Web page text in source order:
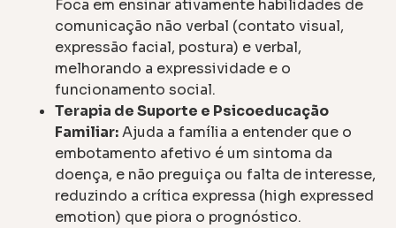
Foca em ensinar ativamente habilidades de
comunicação não verbal (contato visual,
expressão facial, postura) e verbal,
melhorando a expressividade e o
funcionamento social.
Terapia de Suporte e Psicoeducação
Familiar:Ajuda a família a entender que o
embotamento afetivo é um sintoma da
doença, e não preguiça ou falta de interesse,
reduzindo a crítica expressa (high expressed
emotion) que piora o prognóstico.